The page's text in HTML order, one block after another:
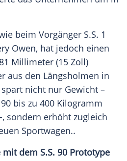
beim Vorgänger S.S. 1
Owen, hat jedoch einen
Millimeter (15 Zoll)
aus den Längsholmen in
nicht nur Gewicht –
bis zu 400 Kilogramm
, sondern erhöht zugleich
Sportwagen..
mit dem S.S. 90 Prototype